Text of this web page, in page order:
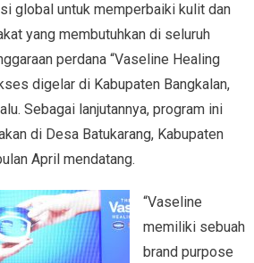
global untuk memperbaiki kulit dan
yang membutuhkan di seluruh
perdana “Vaseline Healing
digelar di Kabupaten Bangkalan,
Sebagai lanjutannya, program ini
di Desa Batukarang, Kabupaten
April mendatang.
“Vaseline
memiliki sebuah
brand purpose